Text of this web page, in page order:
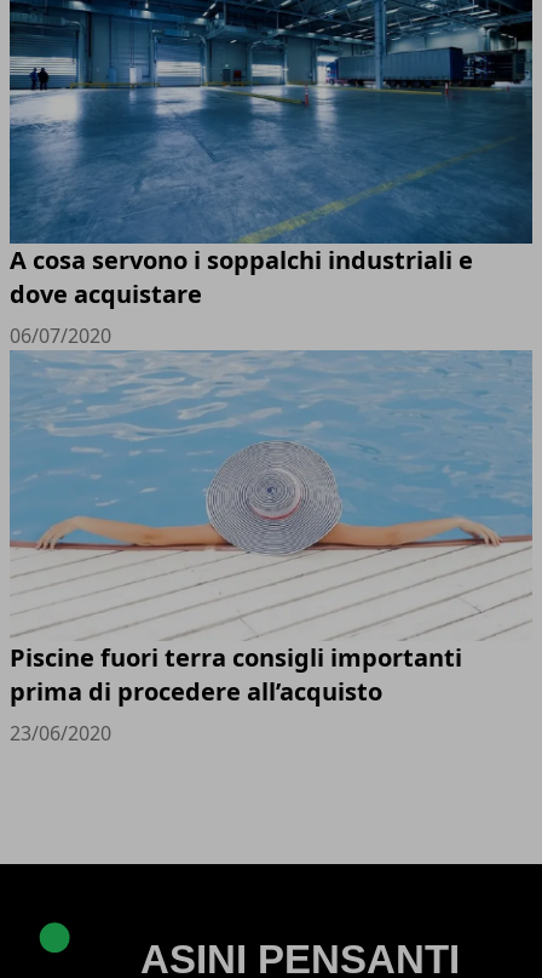
A cosa servono i soppalchi industriali e
dove acquistare
06/07/2020
Piscine fuori terra consigli importanti
prima di procedere all’acquisto
23/06/2020